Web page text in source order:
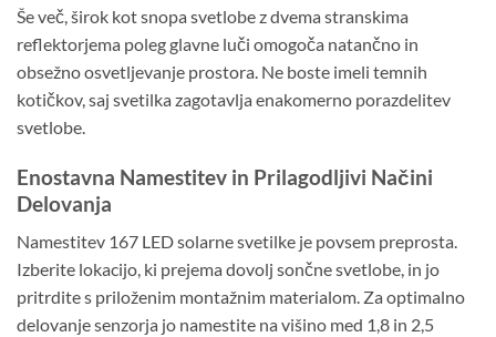
Še več, širok kot snopa svetlobe z dvema stranskima
reflektorjema poleg glavne luči omogoča natančno in
obsežno osvetljevanje prostora. Ne boste imeli temnih
kotičkov, saj svetilka zagotavlja enakomerno porazdelitev
svetlobe.
Enostavna Namestitev in Prilagodljivi Načini
Delovanja
Namestitev 167 LED solarne svetilke je povsem preprosta.
Izberite lokacijo, ki prejema dovolj sončne svetlobe, in jo
pritrdite s priloženim montažnim materialom. Za optimalno
delovanje senzorja jo namestite na višino med 1,8 in 2,5